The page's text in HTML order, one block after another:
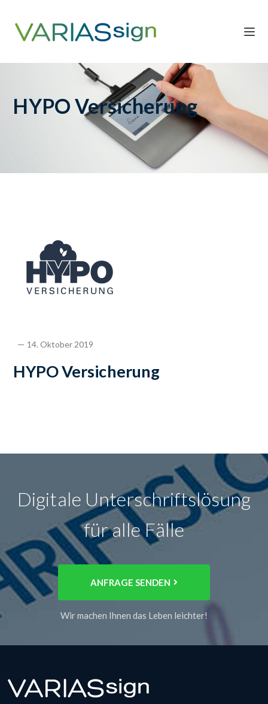
HYPO Versicherung
14. Oktober 2019
HYPO Versicherung
Digitale Unterschriftslösung
für alle Fälle
ANFRAGE SENDEN
Wir machen Ihnen das Leben leichter!